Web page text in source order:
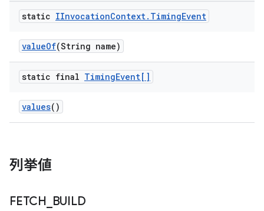
static IInvocationContext. TimingEvent
valueOf(String name)
static final TimingEvent[]
values()
列挙値
FETCH BUILD